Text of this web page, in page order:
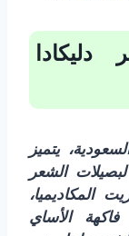
يتميز
لبصيلات الشعر
المكاديميا،
الأساي